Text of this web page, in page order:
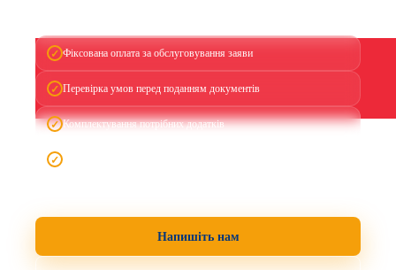
Фіксована оплата за обслуговування заяви
Перевірка умов перед поданням документів
Комплектування потрібних додатків
Напишіть нам